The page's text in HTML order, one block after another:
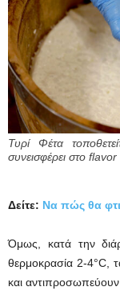
Τυρί Φέτα
συνεισφέρει στο flavor
Δείτε: Να πώς θα
Όμως, κατά την
θερμοκρασία 2-4°C,
και